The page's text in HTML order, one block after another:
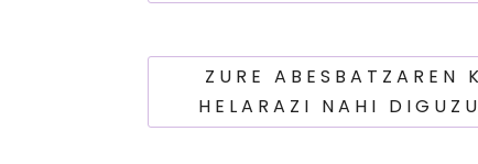
ZURE ABESBATZAREN
HELARAZI NAHI